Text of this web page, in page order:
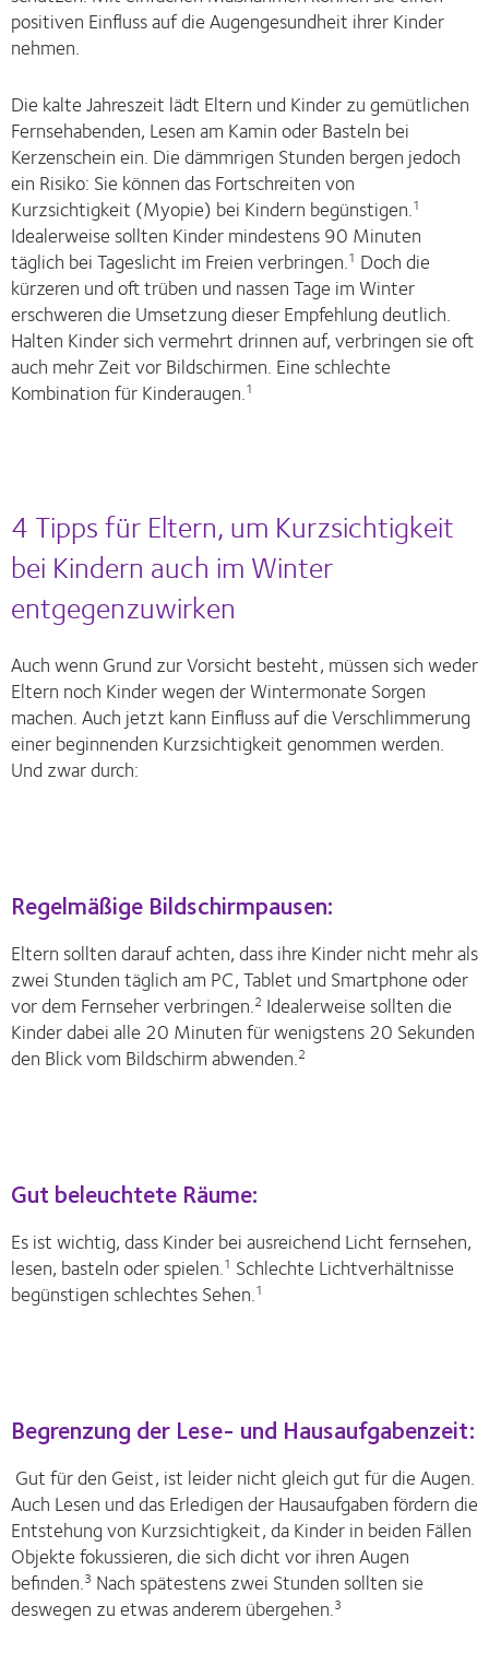
positiven Einfluss auf die Augengesundheit ihrer Kinder
nehmen.
Die kalte Jahreszeit lädt Eltern und Kinder zu gemütlichen
Fernsehabenden, Lesen am Kamin oder Basteln bei
Kerzenschein ein. Die dämmrigen Stunden bergen jedoch
ein Risiko: Sie können das Fortschreiten von
Kurzsichtigkeit (Myopie) bei Kindern begünstigen.1
Idealerweise sollten Kinder mindestens 90 Minuten
täglich bei Tageslicht im Freien verbringen.1 Doch die
kürzeren und oft trüben und nassen Tage im Winter
erschweren die Umsetzung dieser Empfehlung deutlich.
Halten Kinder sich vermehrt drinnen auf, verbringen sie oft
auch mehr Zeit vor Bildschirmen. Eine schlechte
Kombination für Kinderaugen.1
4 Tipps für Eltern, um Kurzsichtigkeit
bei Kindern auch im Winter
entgegenzuwirken
Auch wenn Grund zur Vorsicht besteht, müssen sich weder
Eltern noch Kinder wegen der Wintermonate Sorgen
machen. Auch jetzt kann Einfluss auf die Verschlimmerung
einer beginnenden Kurzsichtigkeit genommen werden.
Und zwar durch:
Regelmäßige Bildschirmpausen:
Eltern sollten darauf achten, dass ihre Kinder nicht mehr als
zwei Stunden täglich am PC, Tablet und Smartphone oder
vor dem Fernseher verbringen.2 Idealerweise sollten die
Kinder dabei alle 20 Minuten für wenigstens 20 Sekunden
den Blick vom Bildschirm abwenden.2
Gut beleuchtete Räume:
Es ist wichtig, dass Kinder bei ausreichend Licht fernsehen,
lesen, basteln oder spielen.1 Schlechte Lichtverhältnisse
begünstigen schlechtes Sehen.1
Begrenzung der Lese- und Hausaufgabenzeit:
Gut für den Geist, ist leider nicht gleich gut für die Augen.
Auch Lesen und das Erledigen der Hausaufgaben fördern die
Entstehung von Kurzsichtigkeit, da Kinder in beiden Fällen
Objekte fokussieren, die sich dicht vor ihren Augen
befinden.3 Nach spätestens zwei Stunden sollten sie
deswegen zu etwas anderem übergehen.3